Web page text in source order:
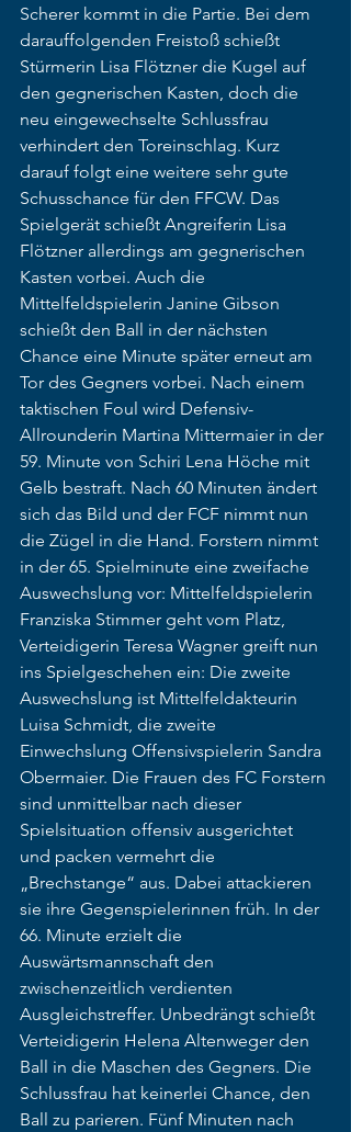
Scherer kommt in die Partie. Bei dem
darauffolgenden Freistoß schießt
Stürmerin Lisa Flötzner die Kugel auf
den gegnerischen Kasten, doch die
neu eingewechselte Schlussfrau
verhindert den Toreinschlag. Kurz
darauf folgt eine weitere sehr gute
Schusschance für den FFCW. Das
Spielgerät schießt Angreiferin Lisa
Flötzner allerdings am gegnerischen
Kasten vorbei. Auch die
Mittelfeldspielerin Janine Gibson
schießt den Ball in der nächsten
Chance eine Minute später erneut am
Tor des Gegners vorbei. Nach einem
taktischen Foul wird Defensiv-
Allrounderin Martina Mittermaier in der
59. Minute von Schiri Lena Höche mit
Gelb bestraft. Nach 60 Minuten ändert
sich das Bild und der FCF nimmt nun
die Zügel in die Hand. Forstern nimmt
in der 65. Spielminute eine zweifache
Auswechslung vor: Mittelfeldspielerin
Franziska Stimmer geht vom Platz,
Verteidigerin Teresa Wagner greift nun
ins Spielgeschehen ein: Die zweite
Auswechslung ist Mittelfeldakteurin
Luisa Schmidt, die zweite
Einwechslung Offensivspielerin Sandra
Obermaier. Die Frauen des FC Forstern
sind unmittelbar nach dieser
Spielsituation offensiv ausgerichtet
und packen vermehrt die
„Brechstange“ aus. Dabei attackieren
sie ihre Gegenspielerinnen früh. In der
66. Minute erzielt die
Auswärtsmannschaft den
zwischenzeitlich verdienten
Ausgleichstreffer. Unbedrängt schießt
Verteidigerin Helena Altenweger den
Ball in die Maschen des Gegners. Die
Schlussfrau hat keinerlei Chance, den
Ball zu parieren. Fünf Minuten nach